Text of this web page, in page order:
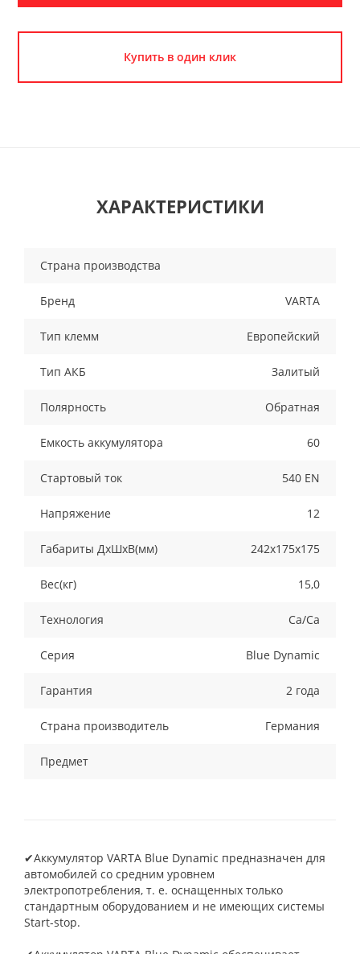
Купить в один клик
ХАРАКТЕРИСТИКИ
Страна производства
Бренд VARTA
Тип клемм Европейский
Тип АКБ Залитый
Полярность Обратная
Емкость аккумулятора 60
Стартовый ток 540 EN
Напряжение 12
Габариты ДхШхВ(мм) 242x175x175
Вес(кг) 15,0
Технология Ca/Ca
Серия Blue Dynamic
Гарантия 2 года
Страна производитель Германия
Предмет
✔Аккумулятор VARTA Blue Dynamic предназначен для
автомобилей со средним уровнем
электропотребления, т. е. оснащенных только
стандартным оборудованием и не имеющих системы
Start-stop.